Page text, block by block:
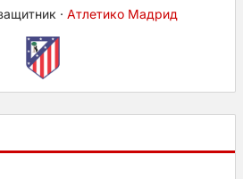
· Атлетико Мадрид